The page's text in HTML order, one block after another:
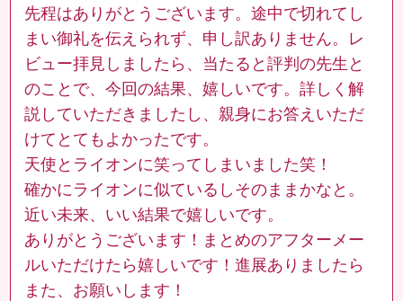
先程はありがとうございます。途中で切れてし
まい御礼を伝えられず、申し訳ありません。レ
ビュー拝見しましたら、当たると評判の先生と
のことで、今回の結果、嬉しいです。詳しく解
説していただきましたし、親身にお答えいただ
けてとてもよかったです。
天使とライオンに笑ってしまいました笑！
確かにライオンに似ているしそのままかなと。
近い未来、いい結果で嬉しいです。
ありがとうございます！まとめのアフターメー
ルいただけたら嬉しいです！進展ありましたら
また、お願いします！